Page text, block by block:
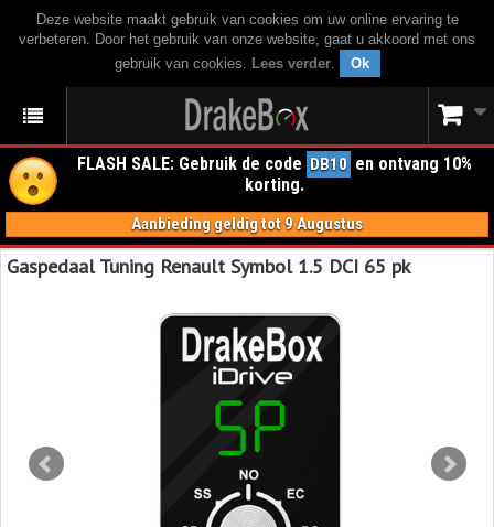
Deze website maakt gebruik van cookies om uw online ervaring te
verbeteren. Door het gebruik van onze website, gaat u akkoord met ons
gebruik van cookies. Lees verder. Ok
FLASH SALE: Gebruik de code DB10 en ontvang 10%
korting.
Aanbieding geldig tot 9 Augustus
Gaspedaal Tuning Renault Symbol 1.5 DCI 65 pk